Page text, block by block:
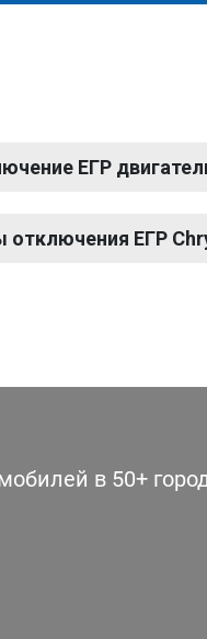
ЕГР
ЕГР
в 50+